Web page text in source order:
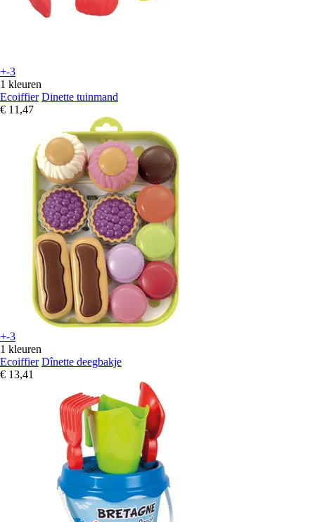
+-3
1 kleuren
Ecoiffier Dinette tuinmand
€ 11,47
+-3
1 kleuren
Ecoiffier Dînette deegbakje
€ 13,41